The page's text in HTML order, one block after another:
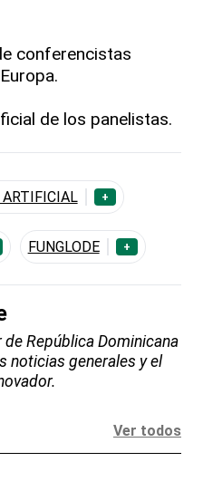
conferencistas
de los panelistas.
+
FUNGLODE +
República Dominicana
noticias generales y el
Ver todos